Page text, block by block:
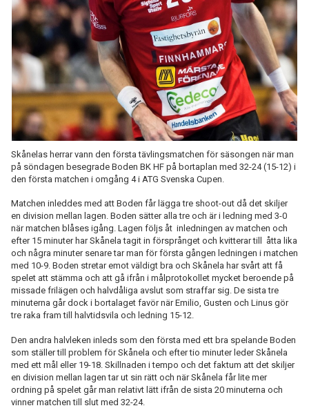
Skånelas herrar vann den första tävlingsmatchen för säsongen när man
på söndagen besegrade Boden BK HF på bortaplan med 32-24 (15-12) i
den första matchen i omgång 4 i ATG Svenska Cupen.
Matchen inleddes med att Boden får lägga tre shoot-out då det skiljer
en division mellan lagen. Boden sätter alla tre och är i ledning med 3-0
när matchen blåses igång. Lagen följs åt inledningen av matchen och
efter 15 minuter har Skånela tagit in försprånget och kvitterar till åtta lika
och några minuter senare tar man för första gången ledningen i matchen
med 10-9. Boden stretar emot väldigt bra och Skånela har svårt att få
spelet att stämma och att gå ifrån i målprotokollet mycket beroende på
missade frilägen och halvdåliga avslut som straffar sig. De sista tre
minuterna går dock i bortalaget favör när Emilio, Gusten och Linus gör
tre raka fram till halvtidsvila och ledning 15-12.
Den andra halvleken inleds som den första med ett bra spelande Boden
som ställer till problem för Skånela och efter tio minuter leder Skånela
med ett mål eller 19-18. Skillnaden i tempo och det faktum att det skiljer
en division mellan lagen tar ut sin rätt och när Skånela får lite mer
ordning på spelet går man relativt lätt ifrån de sista 20 minuterna och
vinner matchen till slut med 32-24.